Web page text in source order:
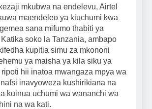
mkubwa na endelevu, Airtel
maendeleo ya kiuchumi kwa
sana mifumo thabiti ya
soko la Tanzania, ambapo
kupitia simu za mkononi
ya maisha ya kila siku ya
hii inatoa mwangaza mpya wa
inavyoweza kushirikiana na
kuinua uchumi wa wananchi wa
na wa kati.